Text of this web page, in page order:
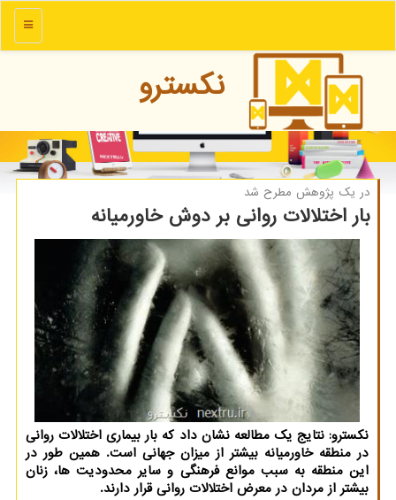
منو
نكسترو
در یك پژوهش مطرح شد
بار اختلالات روانی بر دوش خاورمیانه
نكسترو: نتایج یك مطالعه نشان داد كه بار بیماری اختلالات روانی
در منطقه خاورمیانه بیشتر از میزان جهانی است. همین طور در
این منطقه به سبب موانع فرهنگی و سایر محدودیت ها، زنان
بیشتر از مردان در معرض اختلالات روانی قرار دارند.